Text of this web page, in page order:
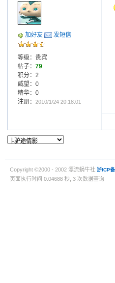
加好友 发短信
等级：贵宾
帖子： 79
积分：2
威望：0
精华：0
注册： 2010/1/24 20:18:01
Copyright ©2000 - 2002 漂流蜗牛社 浙ICP
页面执行时间 0.04688 秒, 3 次数据查询